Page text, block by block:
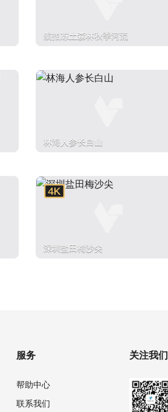
航拍冻土森林秋季河流
林海人参长白山
深圳盐田梅沙尖
服务
帮助中心
联系我们
关注我们